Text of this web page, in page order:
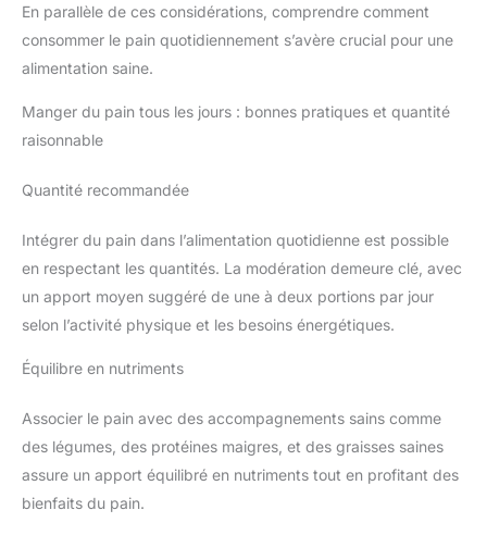
En parallèle de ces considérations, comprendre comment
consommer le pain quotidiennement s’avère crucial pour une
alimentation saine.
Manger du pain tous les jours : bonnes pratiques et quantité
raisonnable
Quantité recommandée
Intégrer du pain dans l’alimentation quotidienne est possible
en respectant les quantités. La modération demeure clé, avec
un apport moyen suggéré de une à deux portions par jour
selon l’activité physique et les besoins énergétiques.
Équilibre en nutriments
Associer le pain avec des accompagnements sains comme
des légumes, des protéines maigres, et des graisses saines
assure un apport équilibré en nutriments tout en profitant des
bienfaits du pain.